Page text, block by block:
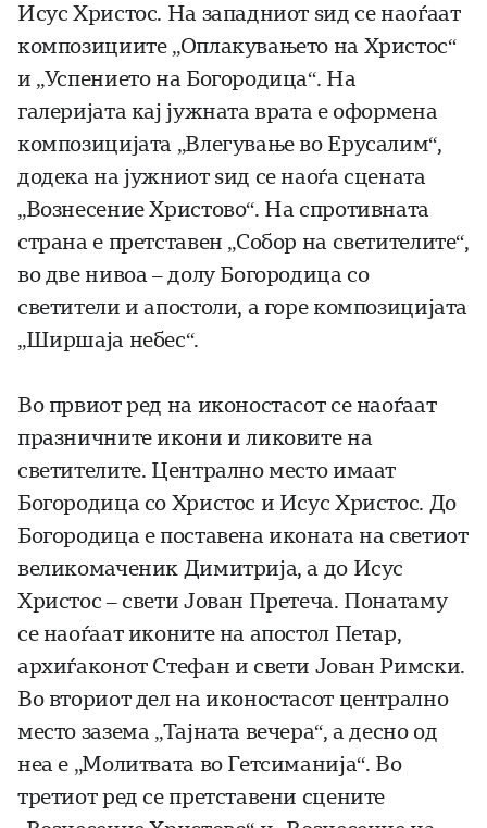
Исус Христос. На западниот ѕид се наоѓаат
композициите „Оплакувањето на Христос“
и „Успението на Богородица“. На
галеријата кај јужната врата е оформена
композицијата „Влегување во Ерусалим“,
додека на јужниот ѕид се наоѓа сцената
„Вознесение Христово“. На спротивната
страна е претставен „Собор на светителите“,
во две нивоа – долу Богородица со
светители и апостоли, а горе композицијата
„Ширшаја небес“.
Во првиот ред на иконостасот се наоѓаат
празничните икони и ликовите на
светителите. Централно место имаат
Богородица со Христос и Исус Христос. До
Богородица е поставена иконата на светиот
великомаченик Димитрија, а до Исус
Христос – свети Јован Претеча. Понатаму
се наоѓаат иконите на апостол Петар,
архиѓаконот Стефан и свети Јован Римски.
Во вториот дел на иконостасот централно
место зазема „Тајната вечера“, а десно од
неа е „Молитвата во Гетсиманија“. Во
третиот ред се претставени сцените